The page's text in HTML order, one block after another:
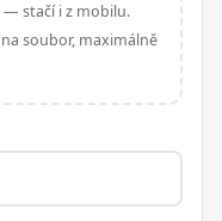
stačí i z mobilu.
soubor, maximálně